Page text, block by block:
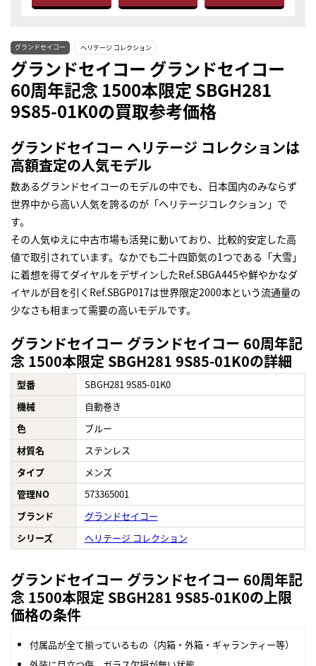
グランドセイコー ヘリテージ コレクション
グランドセイコー グランドセイコー
60周年記念 1500本限定 SBGH281
9S85-01K0の買取参考価格
グランドセイコー ヘリテージ コレクションは
高額査定の人気モデル
数あるグランドセイコーのモデルの中でも、日本国内のみならず
世界中から高い人気を誇るのが「ヘリテージコレクション」で
す。
その人気ゆえに中古市場も活発に動いており、比較的安定した高
値で取引されています。なかでも二十四節気の1つである「大雪」
に着想を得てダイヤルをデザインしたRef.SBGA445や鮮やかなダ
イヤルが目を引くRef.SBGP017は世界限定2000本という流通量の
少なさも相まって需要の高いモデルです。
グランドセイコー グランドセイコー 60周年記
念 1500本限定 SBGH281 9S85-01K0の詳細
型番
SBGH281 9S85-01K0
機械
自動巻き
色
ブルー
材質名
ステンレス
タイプ
メンズ
管理NO
573365001
ブランド
グランドセイコー
シリーズ
ヘリテージ コレクション
グランドセイコー グランドセイコー 60周年記
念 1500本限定 SBGH281 9S85-01K0の上限
価格の条件
付属品が全て揃っているもの（内箱・外箱・ギャランティー等）